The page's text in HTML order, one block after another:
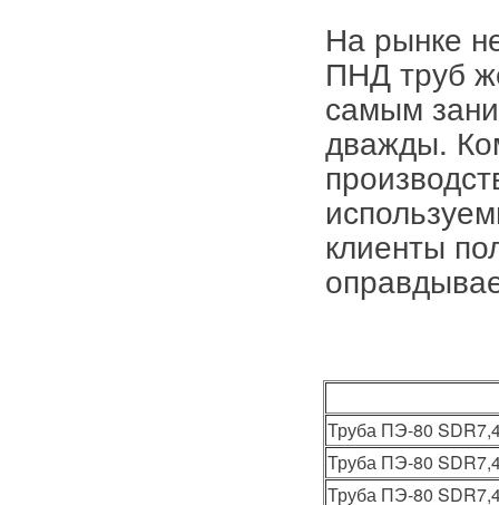
На рынке
ПНД труб
самым
дважды.
клиенты
Труба ПЭ-80
Труба ПЭ-80
Труба ПЭ-80